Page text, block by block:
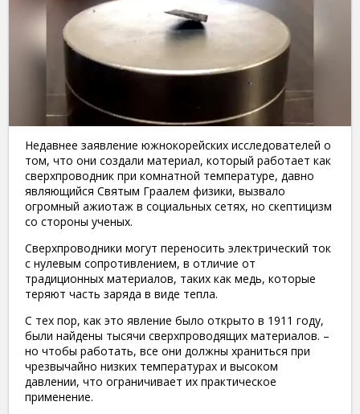
Недавнее заявление южнокорейских исследователей о
том, что они создали материал, который работает как
сверхпроводник при комнатной температуре, давно
являющийся Святым Граалем физики, вызвало
огромный ажиотаж в социальных сетях, но скептицизм
со стороны ученых.
Сверхпроводники могут переносить электрический ток
с нулевым сопротивлением, в отличие от
традиционных материалов, таких как медь, которые
теряют часть заряда в виде тепла.
​С тех пор, как это явление было открыто в 1911 году,
были найдены тысячи сверхпроводящих материалов. –
но чтобы работать, все они должны храниться при
чрезвычайно низких температурах и высоком
давлении, что ограничивает их практическое
применение.